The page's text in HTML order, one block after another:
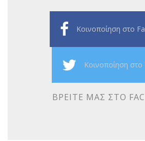
Κοινοποίηση στο
Κοινοποίηση
ΒΡΕΊΤΕ ΜΑΣ ΣΤΟ